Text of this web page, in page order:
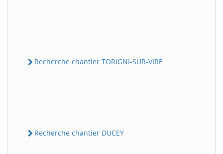
Recherche chantier TORIGNI-SUR-VIRE
Recherche chantier DUCEY